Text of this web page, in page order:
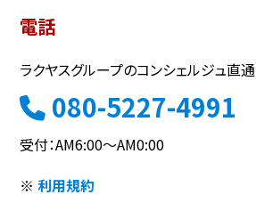
電話
ラクヤスグループのコンシェルジュ直通
080-5227-4991
受付：AM6:00～AM0:00
※利用規約